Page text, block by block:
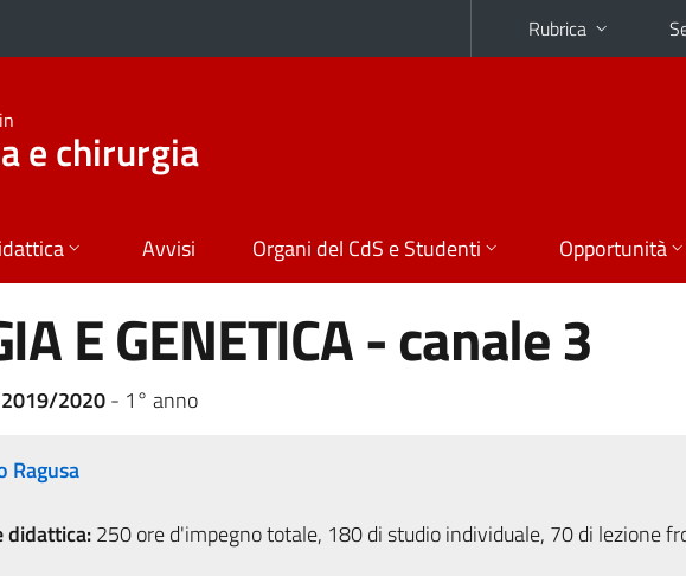
Rubrica
e chirurgia
Avvisi Organi del CdS e Studenti Opportunità
E GENETICA - canale 3
2020- 1° anno
Ragusa
didattica:250 ore d'impegno totale, 180 di studio individuale, 70 di lezione